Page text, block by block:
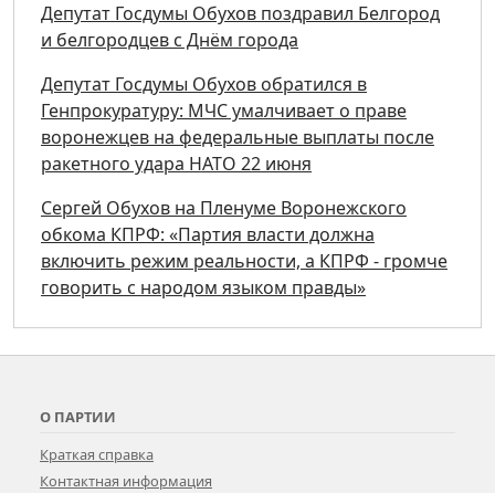
Депутат Госдумы Обухов поздравил Белгород
и белгородцев с Днём города
Депутат Госдумы Обухов обратился в
Генпрокуратуру: МЧС умалчивает о праве
воронежцев на федеральные выплаты после
ракетного удара НАТО 22 июня
Сергей Обухов на Пленуме Воронежского
обкома КПРФ: «Партия власти должна
включить режим реальности, а КПРФ - громче
говорить с народом языком правды»
О ПАРТИИ
Краткая справка
Контактная информация